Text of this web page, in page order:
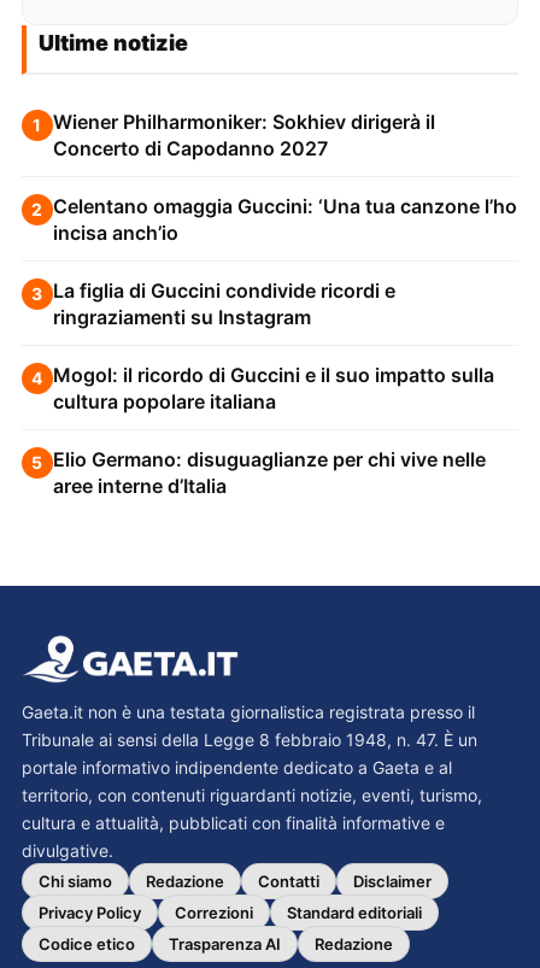
Ultime notizie
1
Wiener Philharmoniker: Sokhiev dirigerà il
Concerto di Capodanno 2027
2 Celentano omaggia Guccini: ‘Una tua canzone l’ho
incisa anch’io
3 La figlia di Guccini condivide ricordi e
ringraziamenti su Instagram
4 Mogol: il ricordo di Guccini e il suo impatto sulla
cultura popolare italiana
5 Elio Germano: disuguaglianze per chi vive nelle
aree interne d’Italia
Gaeta.it non è una testata giornalistica registrata presso il
Tribunale ai sensi della Legge 8 febbraio 1948, n. 47. È un
portale informativo indipendente dedicato a Gaeta e al
territorio, con contenuti riguardanti notizie, eventi, turismo,
cultura e attualità, pubblicati con finalità informative e
divulgative.
Chi siamo Redazione Contatti
Disclaimer
Privacy Policy
Correzioni
Standard editoriali
Codice etico
Trasparenza AI Redazione